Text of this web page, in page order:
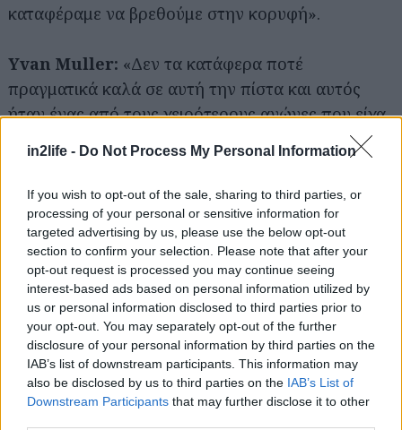
in2life - Do Not Process My Personal Information
If you wish to opt-out of the sale, sharing to third parties, or
processing of your personal or sensitive information for
targeted advertising by us, please use the below opt-out
section to confirm your selection. Please note that after your
opt-out request is processed you may continue seeing
interest-based ads based on personal information utilized by
us or personal information disclosed to third parties prior to
your opt-out. You may separately opt-out of the further
disclosure of your personal information by third parties on the
IAB’s list of downstream participants. This information may
also be disclosed by us to third parties on the IAB’s List of
Downstream Participants that may further disclose it to other
καταφέραμε να βρεθούμε στην κορυφή».
Yvan Muller: «Δεν τα κατάφερα ποτέ
πραγματικά καλά σε αυτή την πίστα και αυτός
ήταν ένας από τους χειρότερους αγώνες που είχα
στο WTCC. Το πρώτο σκέλος πήγε καλά. Στόχος
μου ήταν να περάσω τον Chilton και να
διατηρήσω τη θέση μου στο βάθρο. Θεώρησα ότι
ήταν ριψοκίνδυνο να επιτεθώ σε αυτή την πιστά.
Προσπάθησα να αποφύγω το ατύχημα στο 2ο
αγώνα, όμως δεν μπορούσα να κάνω κάτι, αλλά
έτσι είναι οι αγώνες. Δεν ήταν ένας καλός αγώνας
για εμένα, όμως πρώτα απ’ όλα είμαι οδηγός της
Citroën και είμαι πραγματικά περήφανος για αυτή
την επιτυχία στον πρώτο της αγώνα στο WTCC».
Αναζήτηση